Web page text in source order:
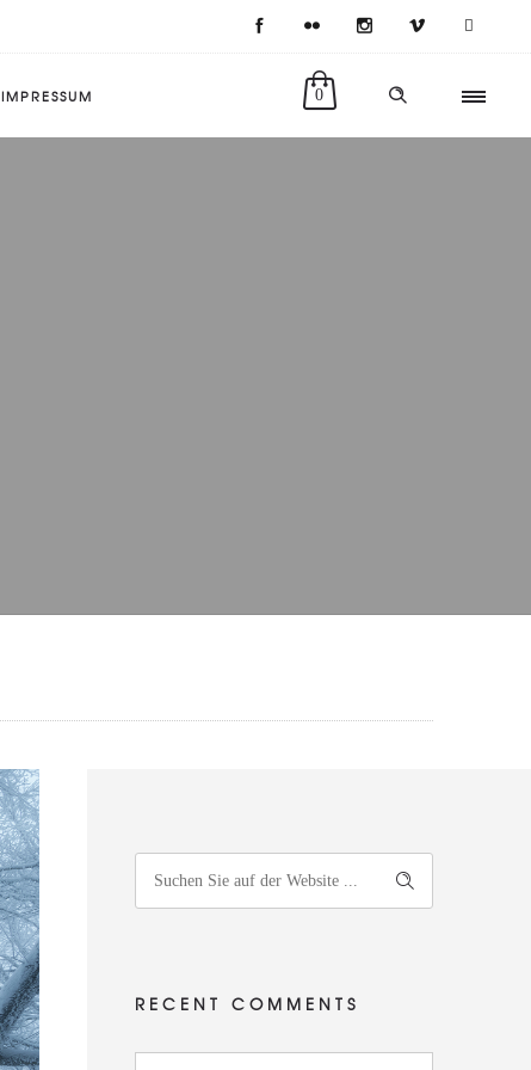
0
IMPRESSUM
RECENT COMMENTS